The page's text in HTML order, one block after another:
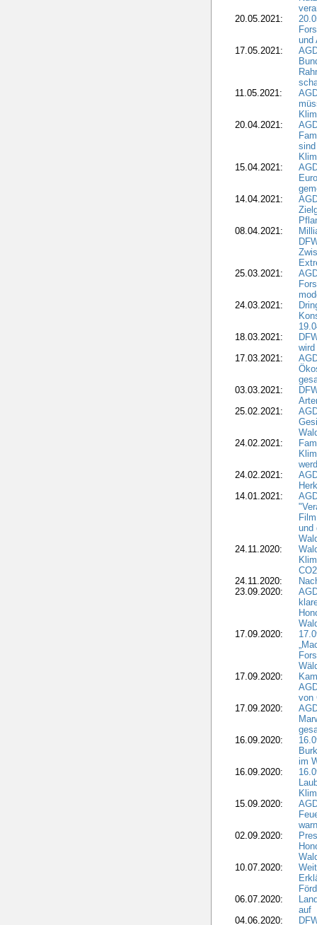
20.05.2021:
und
17.05.2021:
11.05.2021:
20.04.2021:
15.04.2021:
14.04.2021:
08.04.2021:
25.03.2021:
24.03.2021:
18.03.2021:
17.03.2021:
03.03.2021:
25.02.2021:
24.02.2021:
24.02.2021:
14.01.2021:
und
24.11.2020:
24.11.2020:
23.09.2020:
17.09.2020:
17.09.2020:
von
17.09.2020:
16.09.2020:
im
16.09.2020:
15.09.2020:
02.09.2020:
10.07.2020:
06.07.2020:
auf
04.06.2020: